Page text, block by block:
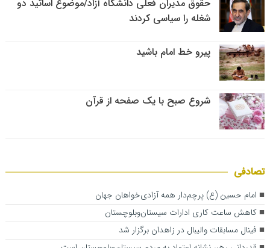
حقوق مدیران فعلی دانشگاه آزاد/موضوع اساتید دو
شغله را سیاسی کردند
پیرو خط امام باشید
شروع صبح با یک صفحه از قرآن
تصادفی
امام حسین (ع) پرچم‌دار همه آزادی‌خواهان جهان
کاهش ساعت کاری ادارات سیستان‌‌وبلوچستان
فینال مسابقات والیبال در زاهدان برگزار شد